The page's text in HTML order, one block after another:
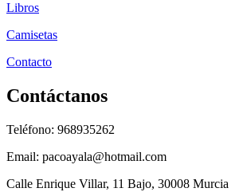
Libros
Camisetas
Contacto
Contáctanos
Teléfono: 968935262
Email: pacoayala@hotmail.com
Calle Enrique Villar, 11 Bajo, 30008 Murcia